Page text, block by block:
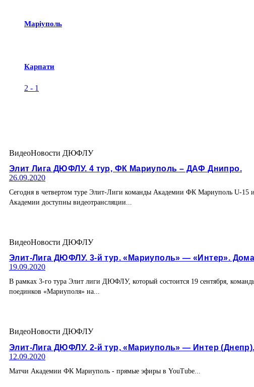
Маріуполь
Карпати
2 - 1
ВидеоНовости ДЮФЛУ
Элит Лига ДЮФЛУ. 4 тур, ФК Мариуполь – ДАФ Днипро.
26.09.2020
Сегодня в четвертом туре Элит-Лиги команды Академии ФК Мариуполь U-
Академии доступны видеотрансляции...
ВидеоНовости ДЮФЛУ
Элит-Лига ДЮФЛУ. 3-й тур. «Мариуполь» — «Интер».
19.09.2020
В рамках 3-го тура Элит лиги ДЮФЛУ, который состоится 19 сентября,
поединков «Мариуполя» на...
ВидеоНовости ДЮФЛУ
Элит-Лига ДЮФЛУ. 2-й тур, «Мариуполь» — Интер (Днепр).
12.09.2020
Матчи Академии ФК Мариуполь - прямые эфиры в YouTube...